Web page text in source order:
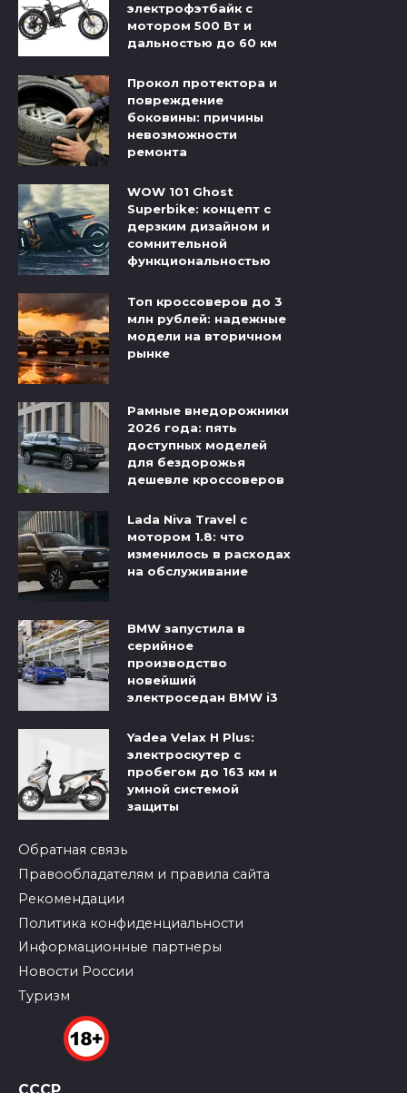
электрофэтбайк с
мотором 500 Вт и
дальностью до 60 км
Прокол протектора и
повреждение
боковины: причины
невозможности
ремонта
WOW 101 Ghost
Superbike: концепт с
дерзким дизайном и
сомнительной
функциональностью
Топ кроссоверов до 3
млн рублей: надежные
модели на вторичном
рынке
Рамные внедорожники
2026 года: пять
доступных моделей
для бездорожья
дешевле кроссоверов
Lada Niva Travel с
мотором 1.8: что
изменилось в расходах
на обслуживание
BMW запустила в
серийное
производство
новейший
электроседан BMW i3
Yadea Velax H Plus:
электроскутер с
пробегом до 163 км и
умной системой
защиты
Обратная связь
Правообладателям и правила сайта
Рекомендации
Политика конфиденциальности
Информационные партнеры
Новости России
Туризм
СССР